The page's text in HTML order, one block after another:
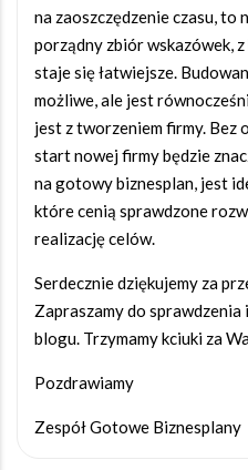
na zaoszczędzenie czasu, to
porządny zbiór wskazówek,
staje się łatwiejsze.
możliwe, ale jest
jest z tworzeniem firmy. Bez
start nowej firmy będzie
na gotowy biznesplan, jest
które cenią sprawdzone
realizację celów.
Serdecznie dziękujemy za
Zapraszamy do sprawdzenia
blogu. Trzymamy kciuki za
Pozdrawiamy
Zespół Gotowe Biznesplany